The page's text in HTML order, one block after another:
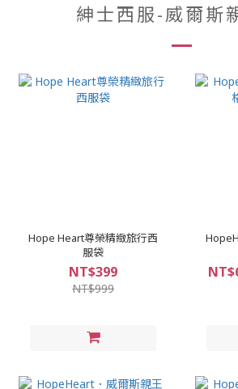
紳士西服-威爾斯
Hope Heart尊榮精緻旅行西
服袋
NT$399
NT$999